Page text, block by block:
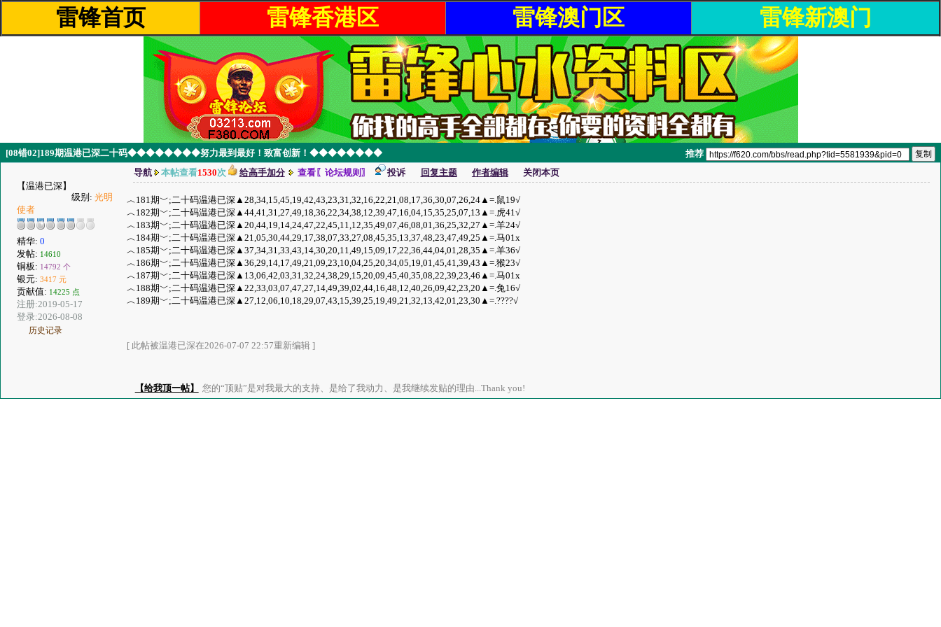
雷锋首页 雷锋香港区 雷锋澳门区 雷锋新澳门
[08错02]189期温港已深二十码◆◆◆◆◆◆◆◆努力最到最好！致富创新！◆◆◆◆◆◆◆◆ 推荐
【温港已深】
级别: 光明
使者
精华: 0
发帖: 14610
铜板: 14792 个
银元: 3417 元
贡献值: 14225 点
注册:2019-05-17
登录:2026-08-08
历史记录
导航 本帖查看1530次 给高手加分 查看〖论坛规则〗 投诉 回复主题 作者编辑 关闭本页
︿181期﹀;二十码温港已深▲28,34,15,45,19,42,43,23,31,32,16,22,21,08,17,36,30,07,26,24▲=.鼠19√
︿182期﹀;二十码温港已深▲44,41,31,27,49,18,36,22,34,38,12,39,47,16,04,15,35,25,07,13▲=.虎41√
︿183期﹀;二十码温港已深▲20,44,19,14,24,47,22,45,11,12,35,49,07,46,08,01,36,25,32,27▲=.羊24√
︿184期﹀;二十码温港已深▲21,05,30,44,29,17,38,07,33,27,08,45,35,13,37,48,23,47,49,25▲=.马01x
︿185期﹀;二十码温港已深▲37,34,31,33,43,14,30,20,11,49,15,09,17,22,36,44,04,01,28,35▲=.羊36√
︿186期﹀;二十码温港已深▲36,29,14,17,49,21,09,23,10,04,25,20,34,05,19,01,45,41,39,43▲=.猴23√
︿187期﹀;二十码温港已深▲13,06,42,03,31,32,24,38,29,15,20,09,45,40,35,08,22,39,23,46▲=.马01x
︿188期﹀;二十码温港已深▲22,33,03,07,47,27,14,49,39,02,44,16,48,12,40,26,09,42,23,20▲=.兔16√
︿189期﹀;二十码温港已深▲27,12,06,10,18,29,07,43,15,39,25,19,49,21,32,13,42,01,23,30▲=.????√
[ 此帖被温港已深在2026-07-07 22:57重新编辑 ]
【给我顶一帖】 您的“顶贴”是对我最大的支持、是给了我动力、是我继续发贴的理由...Thank you!